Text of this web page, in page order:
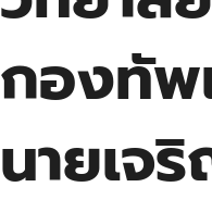
กองทัพ
นายเจ